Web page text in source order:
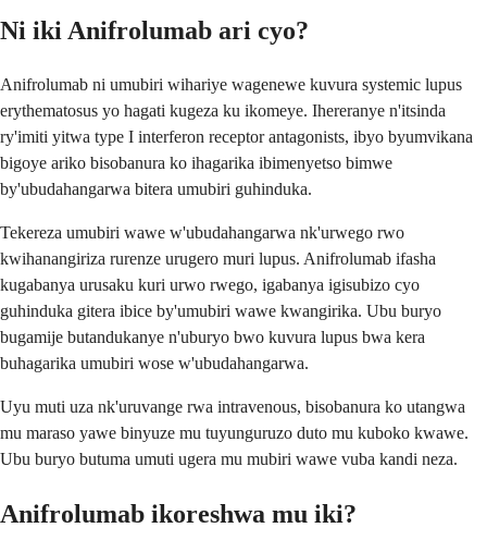
Ni iki Anifrolumab ari cyo?
Anifrolumab ni umubiri wihariye wagenewe kuvura systemic lupus
erythematosus yo hagati kugeza ku ikomeye. Ihereranye n'itsinda
ry'imiti yitwa type I interferon receptor antagonists, ibyo byumvikana
bigoye ariko bisobanura ko ihagarika ibimenyetso bimwe
by'ubudahangarwa bitera umubiri guhinduka.
Tekereza umubiri wawe w'ubudahangarwa nk'urwego rwo
kwihanangiriza rurenze urugero muri lupus. Anifrolumab ifasha
kugabanya urusaku kuri urwo rwego, igabanya igisubizo cyo
guhinduka gitera ibice by'umubiri wawe kwangirika. Ubu buryo
bugamije butandukanye n'uburyo bwo kuvura lupus bwa kera
buhagarika umubiri wose w'ubudahangarwa.
Uyu muti uza nk'uruvange rwa intravenous, bisobanura ko utangwa
mu maraso yawe binyuze mu tuyunguruzo duto mu kuboko kwawe.
Ubu buryo butuma umuti ugera mu mubiri wawe vuba kandi neza.
Anifrolumab ikoreshwa mu iki?